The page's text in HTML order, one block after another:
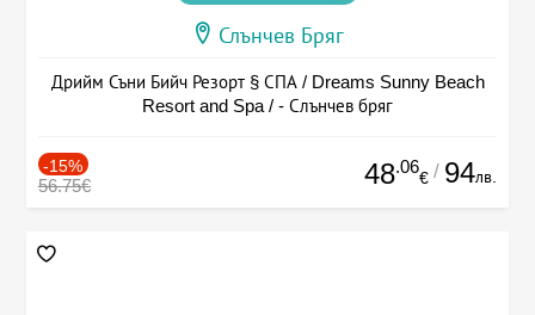
Слънчев Бряг
Дрийм Съни Бийч Резорт § СПА / Dreams Sunny Beach
Resort and Spa / - Слънчев бряг
-15%
56.75€ 48.06
€ / 94лв.